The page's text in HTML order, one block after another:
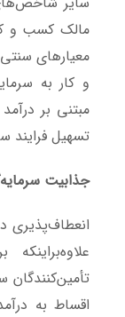
مالک کسب و
معیارهای
و کار به
مبتنی بر
تسهیل فرایند
جذابیت
انعطاف‌پذیری
تأمین‌کنندگان
اقساط به